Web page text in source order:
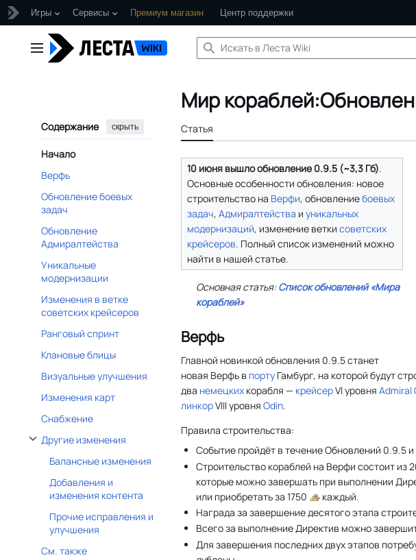
Игры Сервисы Премиум магазин Центр поддержки
содержанию
Главное меню
Содержание скрыть
Начало
Верфь
Обновление боевых
задач
Обновление
Адмиралтейства
Уникальные
модернизации
Изменения в ветке
советских крейсеров
Ранговый спринт
Клановые блицы
Визуальные улучшения
Изменения карт
Снабжение
Другие изменения
Отобразить/Скрыть подраздел Другие изменения
Балансные изменения
Добавления и
изменения контента
Прочие исправления и
улучшения
См. также
Мир
Статья
10 июня вышло обновление 0.9.5 (~3,3 Гб).
Основные особенности обновления: новое
строительство на Верфи, обновлениебоевых
задач, Адмиралтейства и уникальных
модернизаций, изменение ветки советских
крейсеров. Полный список изменений можно
найти в нашей статье.
Основная статья:Список обновлений «Мира
кораблей»
Верфь
Главной новинкой обновления 0.9.5 станет
новая Верфь в порту Гамбург, на которой будут
два немецких корабля — крейсерVI уровня Admiral
линкорVIII уровня Odin.
Правила строительства:
Событие пройдёт в течение Обновлений 0.9.5 и
Строительство кораблей на Верфи состоит из
которые можно завершать при выполнении
или приобретать за 1750
каждый.
Награда за завершение десятого этапа
Всего за выполнение Директив можно
Для завершения последних двух этапов